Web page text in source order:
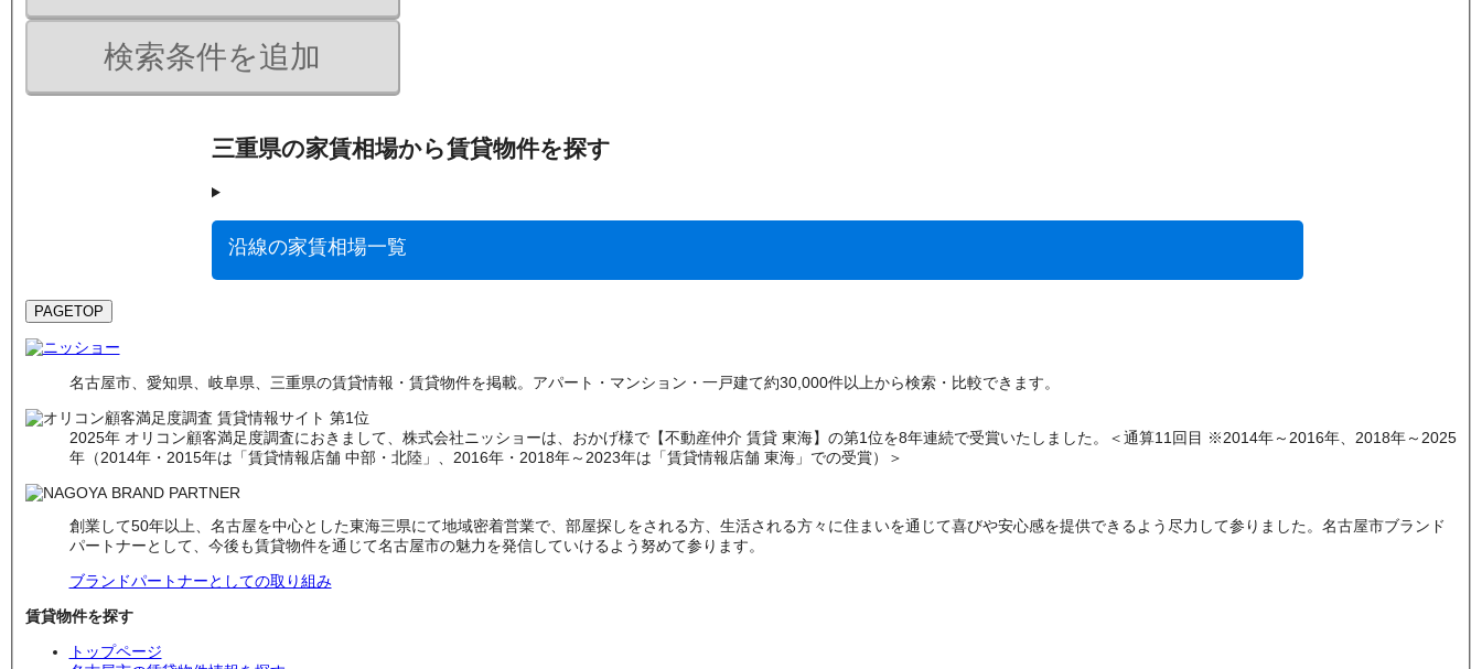
検索条件を追加
三重県の家賃相場から賃貸物件を探す
沿線の家賃相場一覧
PAGETOP
名古屋市、愛知県、岐阜県、三重県の賃貸情報・賃貸物件を掲載。アパート・マンション・一戸建て約30,000件以上から検索・比較できます。
2025年 オリコン顧客満足度調査におきまして、株式会社ニッショーは、おかげ様で【不動産仲介 賃貸 東海】の第1位を8年連続で受賞いたしました。＜通算11回目 ※2014年～2016年、2018年～2025
年（2014年・2015年は「賃貸情報店舗 中部・北陸」、2016年・2018年～2023年は「賃貸情報店舗 東海」での受賞）＞
創業して50年以上、名古屋を中心とした東海三県にて地域密着営業で、部屋探しをされる方、生活される方々に住まいを通じて喜びや安心感を提供できるよう尽力して参りました。名古屋市ブランド
パートナーとして、今後も賃貸物件を通じて名古屋市の魅力を発信していけるよう努めて参ります。
ブランドパートナーとしての取り組み
賃貸物件を探す
トップページ